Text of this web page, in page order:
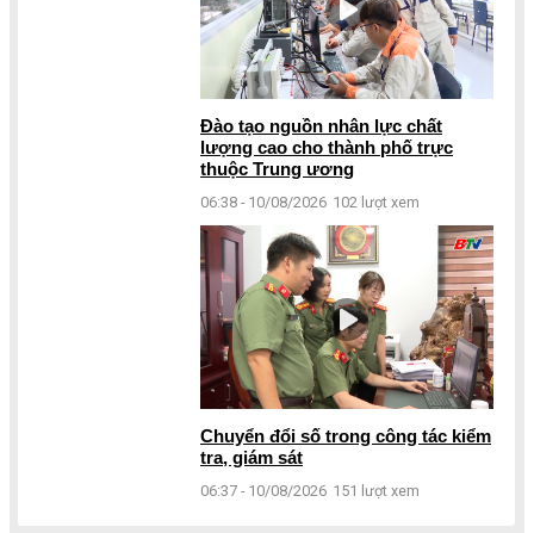
Đào tạo nguồn nhân lực chất
lượng cao cho thành phố trực
thuộc Trung ương
06:38 - 10/08/2026 102 lượt xem
Chuyển đổi số trong công tác kiểm
tra, giám sát
06:37 - 10/08/2026 151 lượt xem